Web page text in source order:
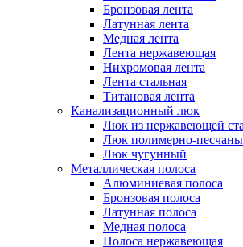
Бронзовая лента
Латунная лента
Медная лента
Лента нержавеющая
Нихромовая лента
Лента стальная
Титановая лента
Канализационный люк
Люк из нержавеющей
Люк полимерно-
Люк чугунный
Металлическая полоса
Алюминиевая полоса
Бронзовая полоса
Латунная полоса
Медная полоса
Полоса нержавеющая